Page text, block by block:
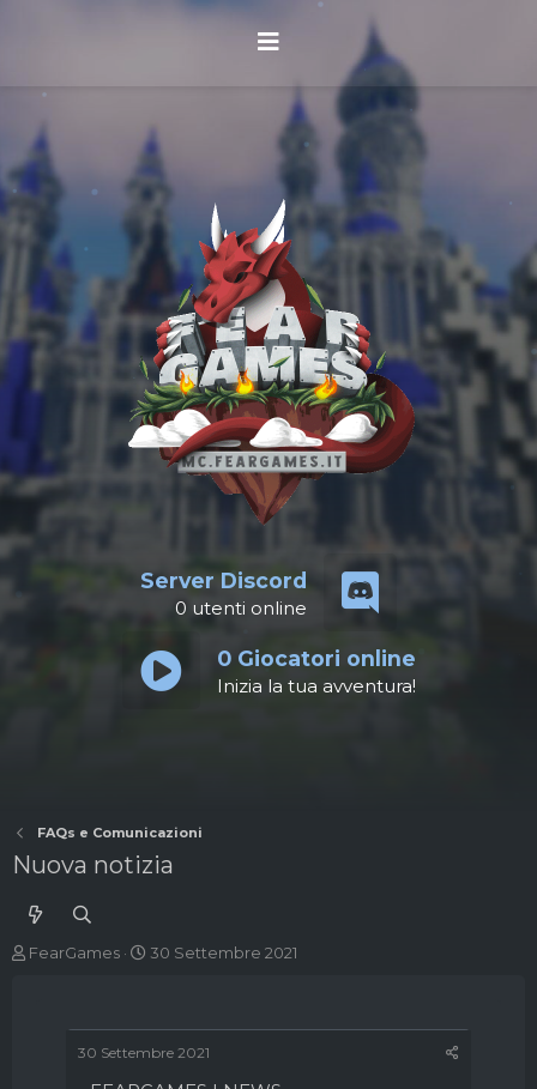
Server Discord
0 utenti online
0Giocatori online
Inizia la tua avventura!
FAQs e Comunicazioni
Nuova notizia
A
FearGames
D
'
i
30 Settembre 2021
30 Settembre 2021